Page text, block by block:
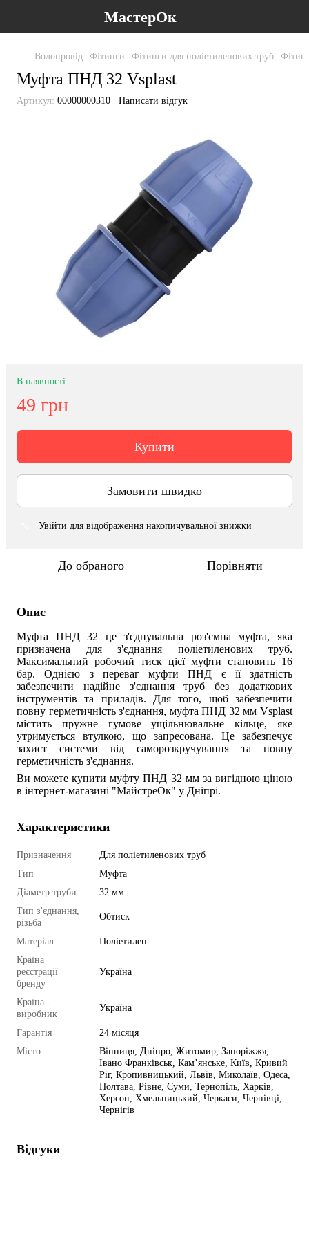
МастерОк
Водопровід Фітинги Фітинги для поліетиленових труб
Муфта ПНД 32 Vsplast
Артикул: 00000000310 Написати відгук
В наявності
49 грн
Купити
Замовити швидко
Увійти для відображення накопичувальної знижки
До обраного Порівняти
Опис
Муфта ПНД 32 це з'єднувальна роз'ємна муфта, яка
призначена для з'єднання поліетиленових труб.
Максимальний робочий тиск цієї муфти становить 16
бар. Однією з переваг муфти ПНД є її здатність
забезпечити надійне з'єднання труб без додаткових
інструментів та приладів. Для того, щоб забезпечити
повну герметичність з'єднання, муфта ПНД 32 мм Vsplast
містить пружне гумове ущільнювальне кільце, яке
утримується втулкою, що запресована. Це забезпечує
захист системи від саморозкручування та повну
герметичність з'єднання.
Ви можете купити муфту ПНД 32 мм за вигідною ціною
в інтернет-магазині "МайстреОк" у Дніпрі.
Характеристики
Призначення
Для поліетиленових труб
Тип
Муфта
Діаметр труби
32 мм
Тип з'єднання,
різьба
Обтиск
Матеріал
Поліетилен
Країна
реєстрації
бренду
Україна
Країна -
виробник
Україна
Гарантія
24 місяця
Місто
Вінниця, Дніпро, Житомир, Запоріжжя,
Івано Франківськ, Кам’янське, Київ, Кривий
Ріг, Кропивницький, Львів, Миколаїв, Одеса,
Полтава, Рівне, Суми, Тернопіль, Харків,
Херсон, Хмельницький, Черкаси, Чернівці,
Чернігів
Відгуки